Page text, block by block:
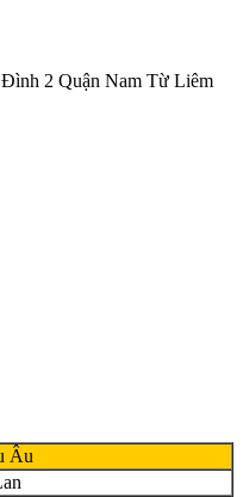
2 Quận Nam Từ Liêm
Âu